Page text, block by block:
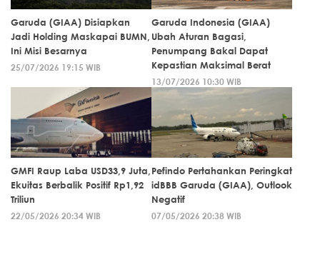
Garuda (GIAA) Disiapkan
Jadi Holding Maskapai BUMN,
Ini Misi Besarnya
25/07/2026 19:15 WIB
Garuda Indonesia (GIAA)
Ubah Aturan Bagasi,
Penumpang Bakal Dapat
Kepastian Maksimal Berat
13/07/2026 10:30 WIB
GMFI Raup Laba USD33,9 Juta,
Ekuitas Berbalik Positif Rp1,92
Triliun
22/05/2026 20:34 WIB
Pefindo Pertahankan Peringkat
idBBB Garuda (GIAA), Outlook
Negatif
07/05/2026 20:38 WIB